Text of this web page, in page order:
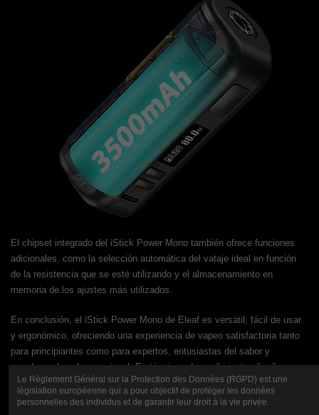
El chipset integrado del iStick Power Mono también ofrece funciones
adicionales, como la selección automática del vataje ideal en función
de la resistencia que se esté utilizando y el almacenamiento en
memoria de los ajustes más utilizados.
En conclusión, el iStick Power Mono de Eleaf es versátil, fácil de usar
y ergonómico, ofreciendo una experiencia de vapeo satisfactoria tanto
para principiantes como para expertos, entusiastas del sabor y
creadores de nubes por igual. En términos de rendimiento, diseño y
funcionalidad, es difícil pedir más a esta innovadora caja.
Le Règlement Général sur la Protection des Données (RGPD) est une
législation européenne qui a pour objectif de protéger les données
personnelles des individus et de garantir leur droit à la vie privée.